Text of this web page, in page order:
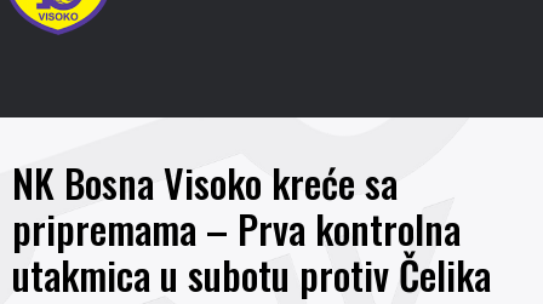
NK Bosna Visoko kreće sa
pripremama – Prva kontrolna
utakmica u subotu protiv Čelika